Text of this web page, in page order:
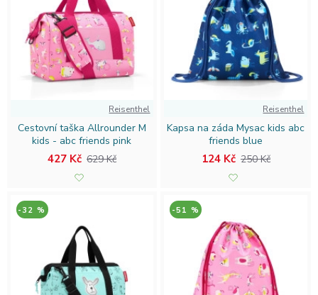
Reisenthel
Cestovní taška Allrounder M
kids - abc friends pink
427 Kč 629 Kč
Reisenthel
Kapsa na záda Mysac kids abc
friends blue
124 Kč 250 Kč
-32 % -51 %